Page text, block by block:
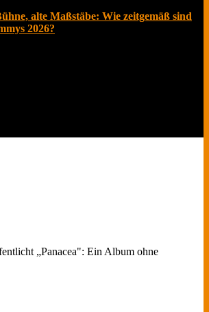
alte Maßstäbe: Wie zeitgemäß sind
2026?